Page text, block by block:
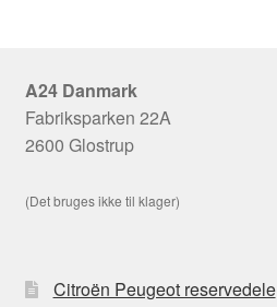
A24 Danmark
Fabriksparken 22A
2600 Glostrup
(Det bruges ikke til klager)
Citroën Peugeot reservedele